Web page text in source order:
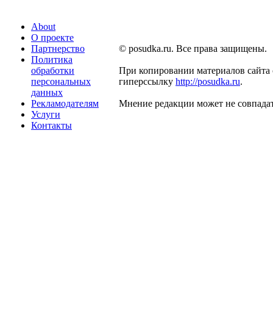
About
О проекте
Партнерство
Политика
обработки
персональных
данных
Рекламодателям
Услуги
Контакты
© posudka.ru. Все права защищены.
При копировании материалов сайта
гиперссылку http://posudka.ru.
Мнение редакции может не